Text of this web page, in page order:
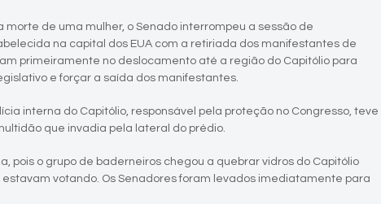
de uma mulher, o Senado interrompeu a sessão de
na capital dos EUA com a retiriada dos manifestantes de
primeiramente no deslocamento até a região do Capitólio para
e forçar a saída dos manifestantes.
interna do Capitólio, responsável pela proteção no Congresso, teve
que invadia pela lateral do prédio.
pois o grupo de baderneiros chegou a quebrar vidros do Capitólio
votando. Os Senadores foram levados imediatamente para